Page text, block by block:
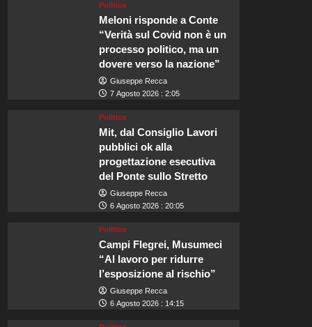
Politica
Meloni risponde a Conte
“Verità sul Covid non è un
processo politico, ma un
dovere verso la nazione”
Giuseppe Recca
7 Agosto 2026 : 2:05
Politica
Mit, dal Consiglio Lavori
pubblici ok alla
progettazione esecutiva
del Ponte sullo Stretto
Giuseppe Recca
6 Agosto 2026 : 20:05
Politica
Campi Flegrei, Musumeci
“Al lavoro per ridurre
l’esposizione al rischio”
Giuseppe Recca
6 Agosto 2026 : 14:15